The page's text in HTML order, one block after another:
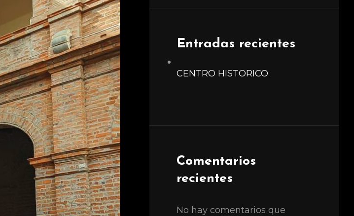
Entradas recientes
CENTRO HISTORICO
Comentarios
recientes
No hay comentarios que